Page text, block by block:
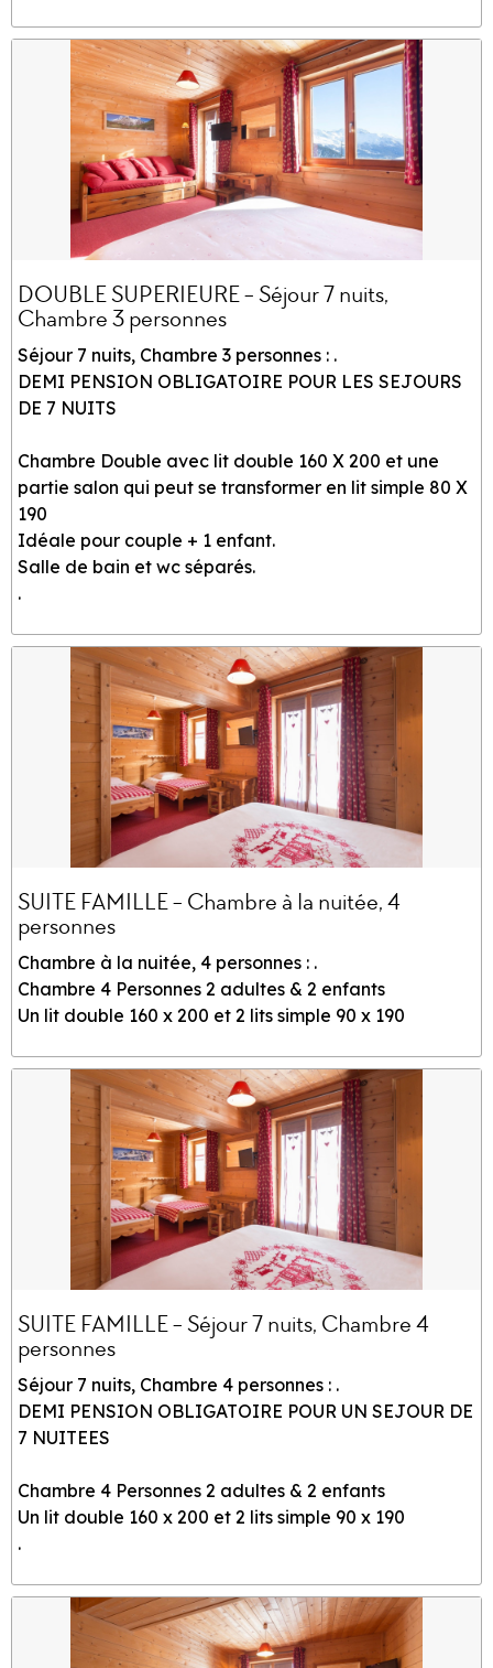
DOUBLE SUPERIEURE - Séjour 7 nuits,
Chambre 3 personnes
Séjour 7 nuits, Chambre 3 personnes : .
DEMI PENSION OBLIGATOIRE POUR LES SEJOURS
DE 7 NUITS
Chambre Double avec lit double 160 X 200 et une
partie salon qui peut se transformer en lit simple 80 X
190
Idéale pour couple + 1 enfant.
Salle de bain et wc séparés.
.
SUITE FAMILLE - Chambre à la nuitée, 4
personnes
Chambre à la nuitée, 4 personnes : .
Chambre 4 Personnes 2 adultes & 2 enfants
Un lit double 160 x 200 et 2 lits simple 90 x 190
SUITE FAMILLE - Séjour 7 nuits, Chambre 4
personnes
Séjour 7 nuits, Chambre 4 personnes : .
DEMI PENSION OBLIGATOIRE POUR UN SEJOUR DE
7 NUITEES
Chambre 4 Personnes 2 adultes & 2 enfants
Un lit double 160 x 200 et 2 lits simple 90 x 190
.